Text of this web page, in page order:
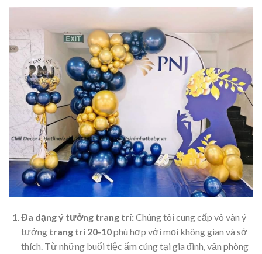
Đa dạng ý tưởng trang trí:Chúng tôi cung cấp vô vàn ý
tưởng trang trí 20-10phù hợp với mọi không gian và sở
thích. Từ những buổi tiệc ấm cúng tại gia đình, văn phòng